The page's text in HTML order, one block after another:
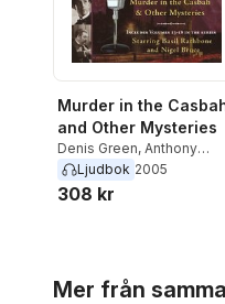
Murder in the
and Other Mysteries
Denis Green, Anthony
Boucher
Ljudbok 2005
308 kr
Mer från